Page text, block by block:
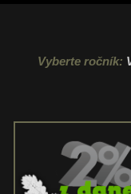
Vyberte ročník: